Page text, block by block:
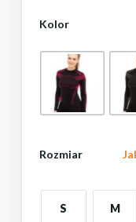
Kolor
Rozmiar
S M